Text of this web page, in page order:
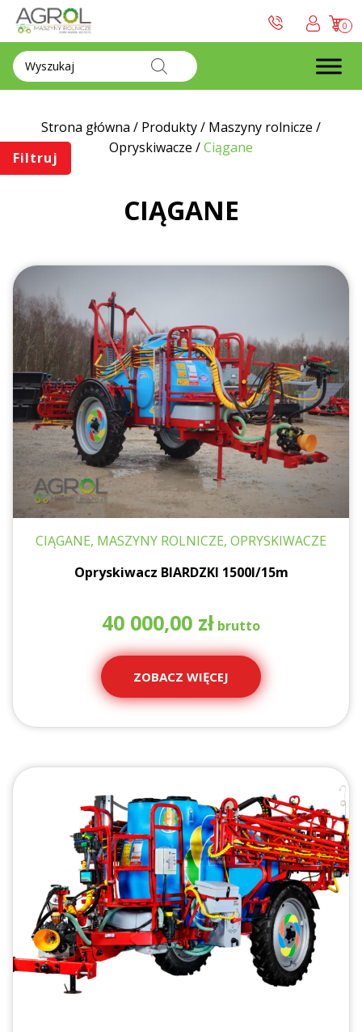
0
Wyszukiwarka
produktów
Filtruj
Strona główna / Produkty/ Maszyny rolnicze /
Opryskiwacze /Ciągane
CIĄGANE
CIĄGANE, MASZYNY ROLNICZE, OPRYSKIWACZE
Opryskiwacz BIARDZKI 1500l/15m
40 000,00 zł
ZOBACZ WIĘCEJ